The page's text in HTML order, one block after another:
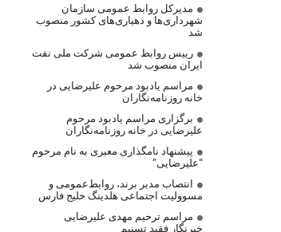
مدیرکل روابط عمومی سازمان
شهرداری‌ها و دهیاری‌های کشور منصوب
شد
رییس روابط عمومی شرکت ملی نفت
ایران منصوب شد
مراسم یادبود مرحوم علیرضایی در
خانه روزنامه‌نگاران
برگزاری مراسم یادبود مرحوم
علیرضایی در خانه روزنامه‌نگاران
پیشنهاد نامگذاری معبری به نام مرحوم
“علیرضایی”
انتصاب مدیر برند، روابط‌عمومی و
مسوولیت اجتماعی هلدینگ خلیج فارس
مراسم ترحیم مهدی علیرضایی
خبرنگار فقید تسنیم